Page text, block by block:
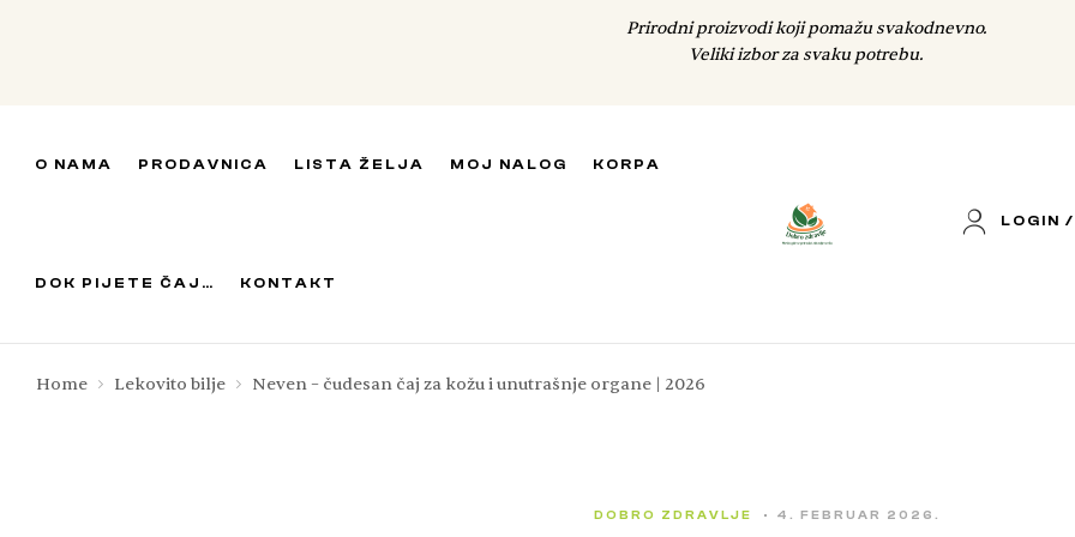
Prirodni proizvodi koji pomažu svakodnevno.
Veliki izbor za svaku potrebu.
O NAMA PRODAVNICA LISTA ŽELJA MOJ NALOG KORPA
DOK PIJETE ČAJ… KONTAKT
LOGIN
Home Lekovito bilje Neven – čudesan čaj za kožu i unutrašnje organe | 2026
4. FEBRUAR 2026.
DOBRO ZDRAVLJE